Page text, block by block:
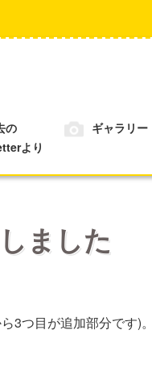
の
より
ギャラリー
ました
3つ目が追加部分です)。